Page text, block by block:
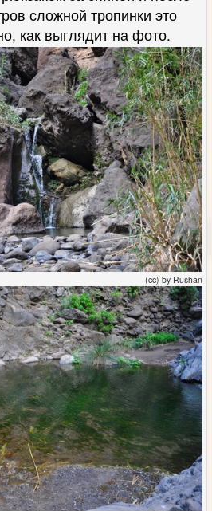
сложной тропинки это
как выглядит на фото.
(cc) by Rushan